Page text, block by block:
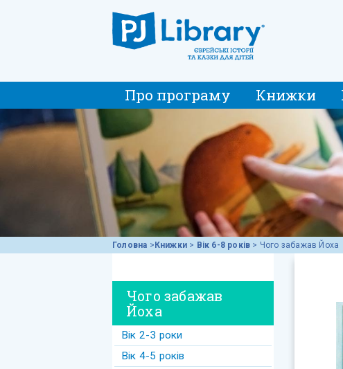
Про програму Книжки
Головна >Книжки > Вік 6-8 років > Чого забажав Йоха
Чого забажав
Йоха
Вік 2-3 роки
Вік 4-5 років